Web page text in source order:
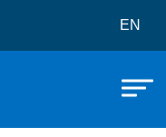
di Messina
EN